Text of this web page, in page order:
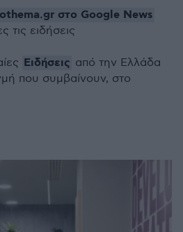
στο Google News
τις ειδήσεις
Ειδήσεις από την Ελλάδα
που συμβαίνουν, στο